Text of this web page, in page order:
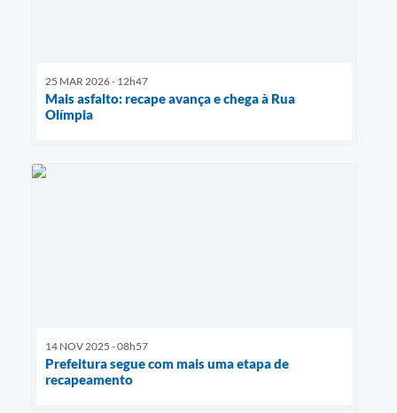
25 MAR 2026 - 12h47
Mais asfalto: recape avança e chega à Rua
Olímpia
14 NOV 2025 - 08h57
Prefeitura segue com mais uma etapa de
recapeamento